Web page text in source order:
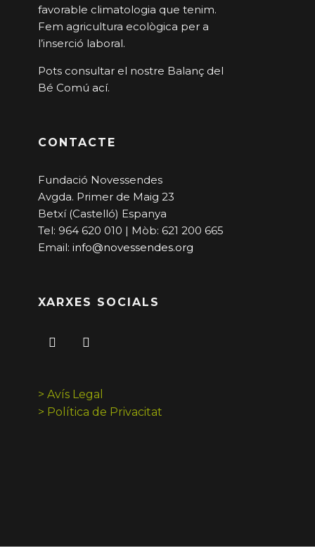
favorable climatologia que tenim.
Fem agricultura ecològica per a
l’inserció laboral.
Pots consultar el nostre Balanç del
Bé Comú ací.
CONTACTE
Fundació Novessendes
Avgda. Primer de Maig 23
Betxí (Castelló) Espanya
Tel: 964 620 010 | Mòb: 621 200 665
Email: info@novessendes.org
XARXES SOCIALS
> Avís Legal
> Política de Privacitat